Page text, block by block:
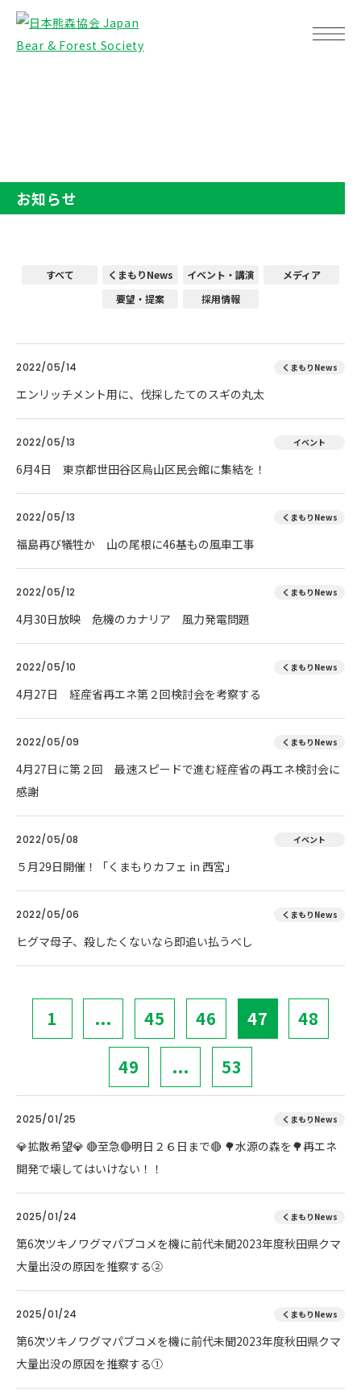
お知らせ
すべて くまもりNews イベント・講演
メディア
要望・提案
採用情報
2022/05/14 くまもりNews
エンリッチメント用に、伐採したてのスギの丸太
2022/05/13 イベント
6月4日 東京都世田谷区烏山区民会館に集結を！
2022/05/13 くまもりNews
福島再び犠牲か 山の尾根に46基もの風車工事
2022/05/12 くまもりNews
4月30日放映 危機のカナリア 風力発電問題
2022/05/10 くまもりNews
4月27日 経産省再エネ第２回検討会を考察する
2022/05/09 くまもりNews
4月27日に第２回 最速スピードで進む経産省の再エネ検討会に
感謝
2022/05/08 イベント
５月29日開催！「くまもりカフェ in 西宮」
2022/05/06 くまもりNews
ヒグマ母子、殺したくないなら即追い払うべし
1 ... 45 46 47 48
49 ... 53
2025/01/25 くまもりNews
💎拡散希望💎 🔴至急🔴明日２６日まで🔴 🌳水源の森を🌳再エネ
開発で壊してはいけない！！
2025/01/24 くまもりNews
第6次ツキノワグマパブコメを機に前代未聞2023年度秋田県クマ
大量出没の原因を推察する②
2025/01/24 くまもりNews
第6次ツキノワグマパブコメを機に前代未聞2023年度秋田県クマ
大量出没の原因を推察する①